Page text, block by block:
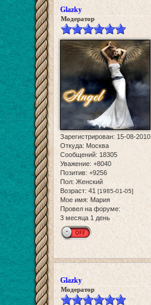
Glazky
Модератор
Зарегистрирован: 15-08-2010
Откуда: Москва
Сообщений: 18305
Уважение: +8040
Позитив: +9256
Пол:Женский
Возраст:41 [1985-01-05]
Мое имя: Мария
Провел на форуме:
3 месяца 1 день
Glazky
Модератор